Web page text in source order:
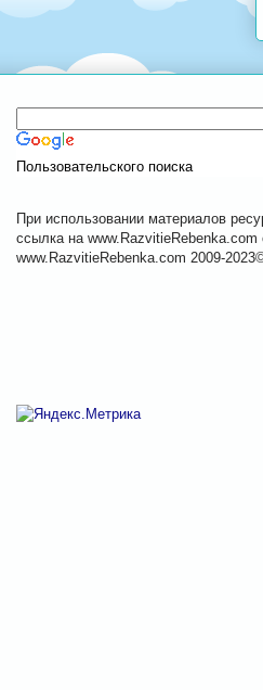
Пользовательского поиска
При использовании материалов
ссылка на www.RazvitieRebenka.com
www.RazvitieRebenka.com 2009-